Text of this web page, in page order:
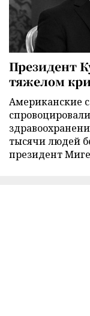
Президент
тяжелом
Американские
тысячи людей
президент